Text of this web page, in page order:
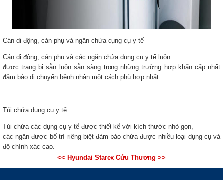
Cán di động, cán phụ và ngăn chứa dụng cụ y tế
Cán di động, cán phụ và các ngăn chứa dụng cụ y tế luôn
được trang bị sẵn luôn sẵn sàng trong những trường hợp khẩn cấp nhất
đảm bảo di chuyển bệnh nhân một cách phù hợp nhất.
Túi chứa dụng cụ y tế
Túi chứa các dụng cụ y tế được thiết kế với kích thước nhỏ gọn,
các ngăn được bố trí riêng biệt đảm bảo chứa được nhiều loại dụng cụ và
độ chính xác cao.
<< Hyundai Starex Cứu Thương >>